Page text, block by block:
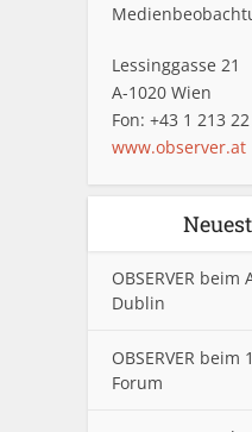
Lessinggasse 21
A-1020 Wien
Fon: +43 1 213
www.observer.at
OBSERVER
Dublin
OBSERVER
Forum